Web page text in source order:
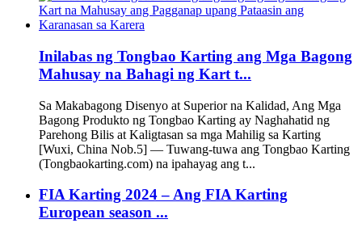
Inilabas ng Tongbao Karting ang Mga Bagong
Mahusay na Bahagi ng Kart t...
Sa Makabagong Disenyo at Superior na Kalidad, Ang Mga
Bagong Produkto ng Tongbao Karting ay Naghahatid ng
Parehong Bilis at Kaligtasan sa mga Mahilig sa Karting
[Wuxi, China Nob.5] — Tuwang-tuwa ang Tongbao Karting
(Tongbaokarting.com) na ipahayag ang t...
FIA Karting 2024 – Ang FIA Karting
European season ...